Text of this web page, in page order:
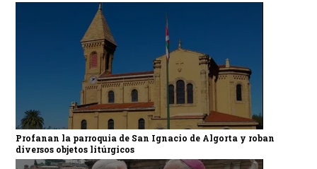
Profanan la parroquia de San Ignacio de Algorta y roban
diversos objetos litúrgicos